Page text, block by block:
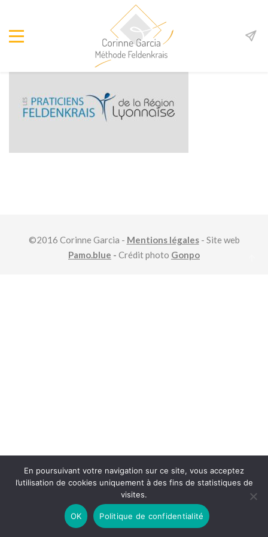
©2016 Corinne Garcia - Mentions légales- Site web
Pamo.blue - Crédit photo Gonpo
En poursuivant votre navigation sur ce site, vous acceptez
l’utilisation de cookies uniquement à des fins de statistiques de
visites.
OK Politique de confidentialité